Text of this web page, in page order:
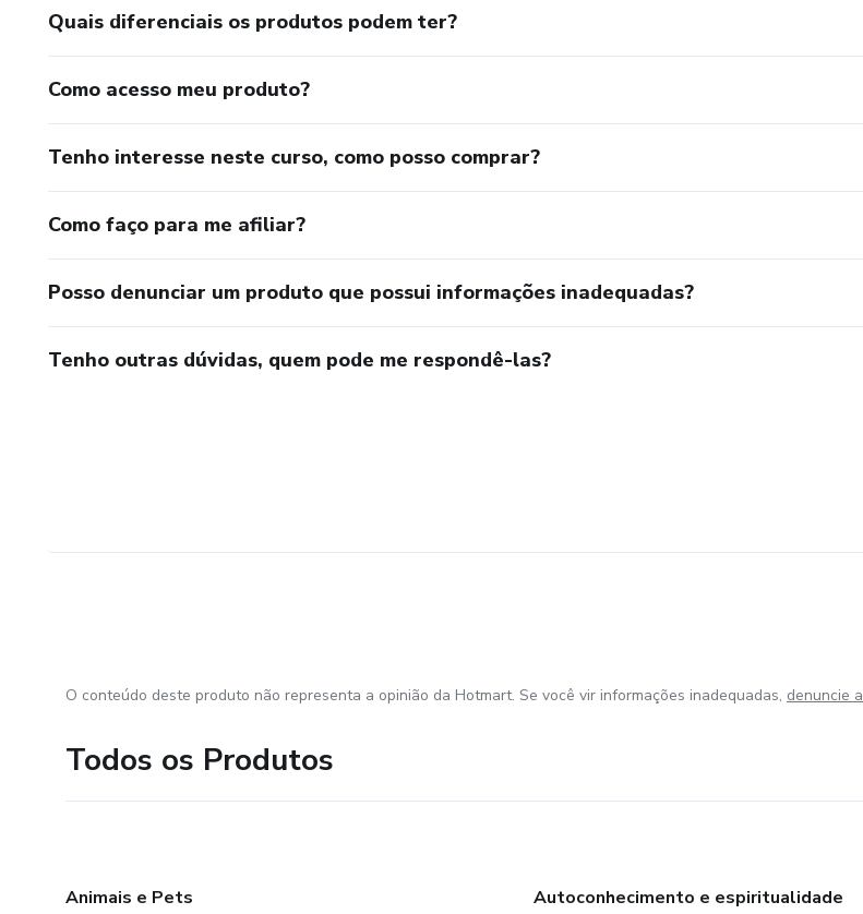
Quais diferenciais os produtos podem ter?
Como acesso meu produto?
Tenho interesse neste curso, como posso comprar?
Como faço para me afiliar?
Posso denunciar um produto que possui informações inadequadas?
Tenho outras dúvidas, quem pode me respondê-las?
O conteúdo deste produto não representa a opinião da Hotmart. Se você vir informações inadequadas, denuncie
Todos os Produtos
Animais e Pets
Autoconhecimento e espiritualidade